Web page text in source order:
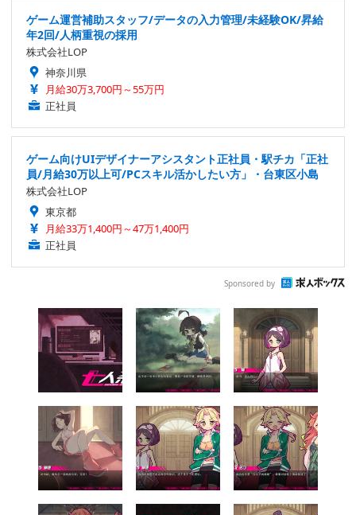
ゲーム運営補助スタッフ/データの入力管理/未経験OK/昇給
年2回/人柄重視の採用
株式会社LOP
神奈川県
月給30万3,700円～55万円
正社員
ゲーム向けUIデザイナーアシスタント正社員・駅チカ「正社
員/月給30万以上可/PCスキル活かしたい方」・台東区小島
株式会社LOP
東京都
月給33万1,400円～47万1,400円
正社員
Sponsored by